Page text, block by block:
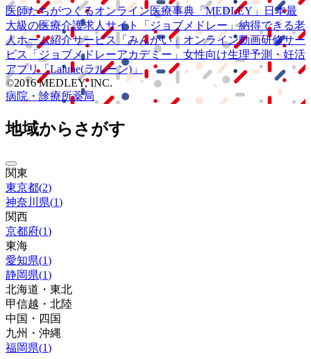
医師たちがつくるオンライン医療事典 「MEDLEY」
日本最
大級の医療介護求人サイト 「ジョブメドレー」納得できる老
人ホーム紹介サービス
「みんかい」 オンライン動画研修サー
ビス
「ジョブメドレーアカデミー」 女性向け生理予測・妊活
アプリ「Lalune(ラルーン)」
©2016 MEDLEY, INC.
病院・診療所薬局
地域からさがす
関東
東京都(2)
神奈川県(1)
関西
京都府(1)
東海
愛知県(1)
静岡県(1)
北海道・東北
甲信越・北陸
中国・四国
九州・沖縄
福岡県(1)